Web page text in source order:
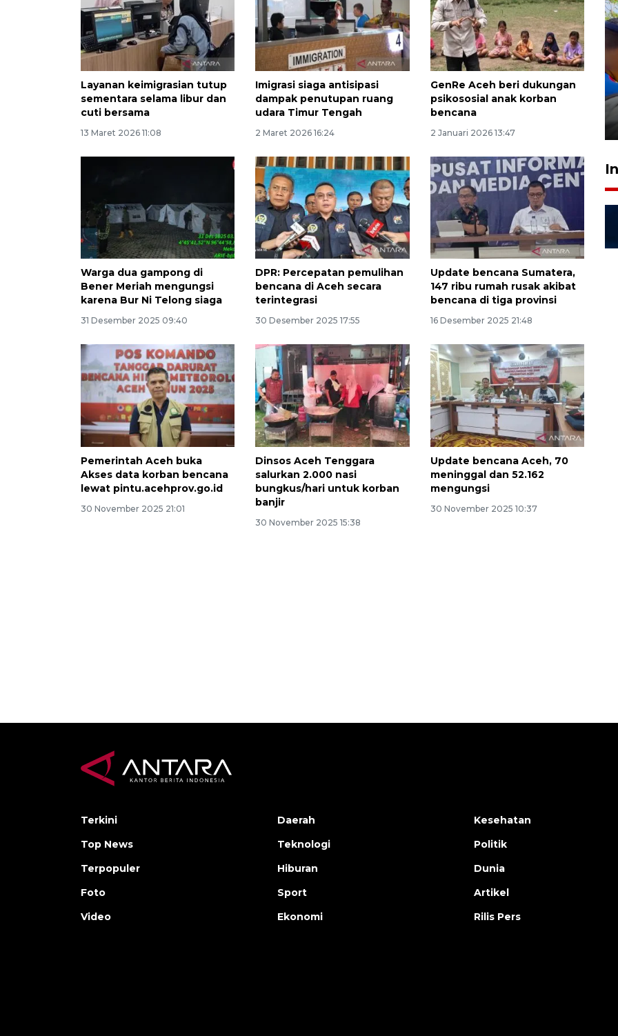
Layanan keimigrasian tutup
sementara selama libur dan
cuti bersama
13 Maret 2026 11:08
Imigrasi siaga antisipasi
dampak penutupan ruang
udara Timur Tengah
2 Maret 2026 16:24
GenRe Aceh beri dukungan
psikososial anak korban
bencana
2 Januari 2026 13:47
Warga dua gampong di
Bener Meriah mengungsi
karena Bur Ni Telong siaga
31 Desember 2025 09:40
DPR: Percepatan pemulihan
bencana di Aceh secara
terintegrasi
30 Desember 2025 17:55
Update bencana Sumatera,
147 ribu rumah rusak akibat
bencana di tiga provinsi
16 Desember 2025 21:48
Pemerintah Aceh buka
Akses data korban bencana
lewat pintu.acehprov.go.id
30 November 2025 21:01
Dinsos Aceh Tenggara
salurkan 2.000 nasi
bungkus/hari untuk korban
banjir
30 November 2025 15:38
Update bencana Aceh, 70
meninggal dan 52.162
mengungsi
30 November 2025 10:37
Puskesmas latih siswa
Lhokseumawe deteksi dini
gangguan psikologis
Terkini
Top News
Terpopuler
Foto
Video
Daerah
Teknologi
Hiburan
Sport
Ekonomi
Kesehatan
Politik
Dunia
Artikel
Rilis Pers